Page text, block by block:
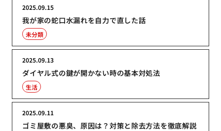
我が家の蛇口水漏れを自力で直した話
2025.09.15
未分類
ダイヤル式の鍵が開かない時の基本対処法
2025.09.13
生活
ゴミ屋敷の悪臭、原因は？対策と除去方法を徹底解説
2025.09.11